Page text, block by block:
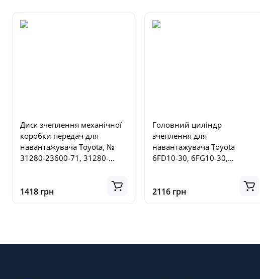
Диск зчеплення механічної
коробки передач для
навантажувача Toyota, №
31280-23600-71, 31280-
1418 грн
Головний циліндр
зчеплення для
навантажувача Toyota
6FD10-30, 6FG10-30,
2116 грн